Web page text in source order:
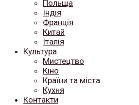
Польща
Індія
Франція
Китай
Італія
Культура
Мистецтво
Кіно
Країни та міста
Кухня
Контакти